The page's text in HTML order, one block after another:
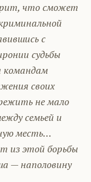
что сможет
с
судьбы
командам
своих
не мало
семьей и
месть…
из этой борьбы
— наполовину